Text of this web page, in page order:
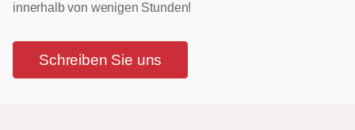
innerhalb von wenigen Stunden!
Schreiben Sie uns